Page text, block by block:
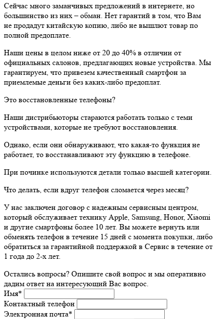
Сейчас много заманчивых предложений в интернете, но
большинство из них – обман. Нет гарантий в том, что Вам
не продадут китайскую копию, либо не вышлют товар по
полной предоплате.
Наши цены в целом ниже от 20 до 40% в отличии от
официальных салонов, предлагающих новые устройства. Мы
гарантируем, что привезем качественный смартфон за
приемлемые деньги без каких-либо предоплат.
Это восстановленные телефоны?
Наши дистрибьюторы стараются работать только с теми
устройствами, которые не требуют восстановления.
Однако, если они обнаруживают, что какая-то функция не
работает, то восстанавливают эту функцию в телефоне.
При починке используются детали только высшей категории.
Что делать, если вдруг телефон сломается через месяц?
У нас заключен договор с надежным сервисным центром,
который обслуживает технику Apple, Samsung, Honor, Xiaomi
и другие смартфоны более 10 лет. Вы можете вернуть или
обменять телефон в течение 15 дней с момента покупки, либо
обратиться за гарантийной поддержкой в Сервис в течение от
1 года до 2-х лет.
Остались вопросы? Опишите свой вопрос и мы оперативно
дадим ответ на интересующий Вас вопрос.
Имя*
Контактный телефон
Электронная почта*